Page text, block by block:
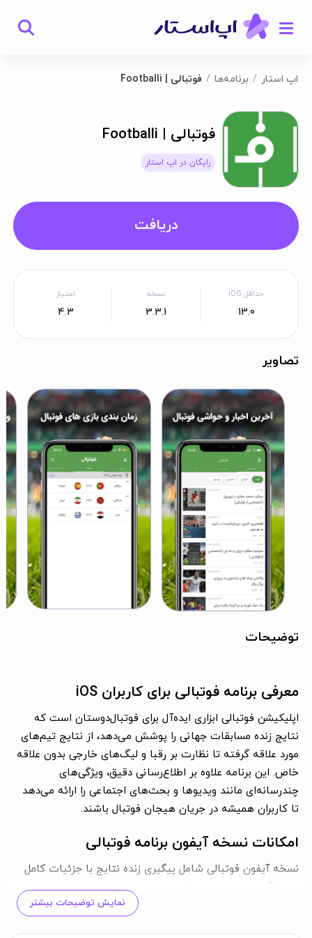
اپ استار برنامه‌ها فوتبالی | Footballi
فوتبالی | Footballi
رایگان در اپ استار
دریافت
حداقل iOS
13.0
نسخه
3.3.1
امتیاز
4.3
تصاویر
توضیحات
معرفی برنامه فوتبالی برای کاربران iOS
اپلیکیشن فوتبالی ابزاری ایده‌آل برای فوتبال‌دوستان است که
نتایج زنده مسابقات جهانی را پوشش می‌دهد، از نتایج تیم‌های
مورد علاقه گرفته تا نظارت بر رقبا و لیگ‌های خارجی بدون علاقه
خاص. این برنامه علاوه بر اطلاع‌رسانی دقیق، ویژگی‌های
چندرسانه‌ای مانند ویدیوها و بحث‌های اجتماعی را ارائه می‌دهد
تا کاربران همیشه در جریان هیجان فوتبال باشند.
امکانات نسخه آیفون برنامه فوتبالی
نسخه آیفون فوتبالی شامل پیگیری زنده نتایج با جزئیات کامل
مانند گل‌ها، تعویض‌ها و کارت‌ها، مشاهده جدول رده‌بندی
رقابت‌ها، اخبار تازه فوتبال ایران و جهان و ویدیوهای گل‌های
نمایش توضیحات بیشتر